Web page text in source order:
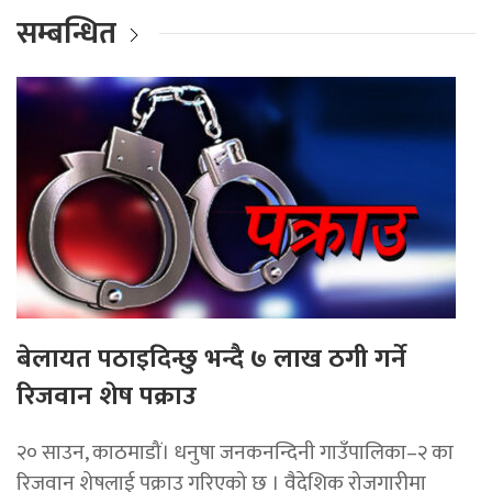
सम्बन्धित
बेलायत पठाइदिन्छु भन्दै ७ लाख ठगी गर्ने
रिजवान शेष पक्राउ
२० साउन, काठमाडौं। धनुषा जनकनन्दिनी गाउँपालिका–२ का
रिजवान शेषलाई पक्राउ गरिएको छ । वैदेशिक रोजगारीमा